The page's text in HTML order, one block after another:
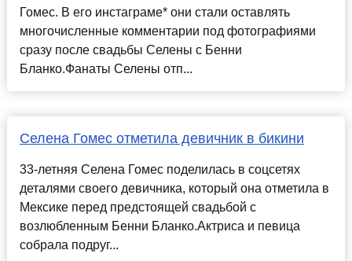
Гомес. В его инстаграме* они стали оставлять
многочисленные комментарии под фотографиями
сразу после свадьбы Селены с Бенни
Бланко.Фанаты Селены отп...
Селена Гомес отметила девичник в бикини
33-летняя Селена Гомес поделилась в соцсетях
деталями своего девичника, который она отметила в
Мексике перед предстоящей свадьбой с
возлюбленным Бенни Бланко.Актриса и певица
собрала подруг...